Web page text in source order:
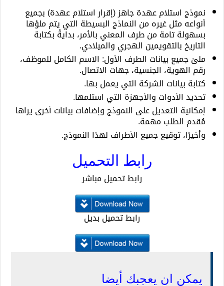
نموذج استلام عهدة جاهز (إقرار استلام عهدة) بجميع
أنواعه مثل غيره من النماذج البسيطة التي يتم ملؤها
بسهولة تامة من طرف المعني بالأمر، بدايةً بكتابة
التاريخ بالتقويمين الهجري والميلادي.
ملئ جميع بيانات الطرف الأول: الاسم الكامل للموظف،
رقم الهوية، الجنسية، جهات الاتصال.
كتابة بيانات الشركة التي يعمل بها.
تحديد الأدوات والأجهزة التي استلمها.
إمكانية التعديل على النموذج وإضافات بيانات أخرى يراها
مُقدم الطلب مهمة.
وأخيرًا، توقيع جميع الأطراف لهذا النموذج.
رابط التحميل
رابط تحميل مباشر
رابط تحميل بديل
يمكن ان يعجبك أيضا